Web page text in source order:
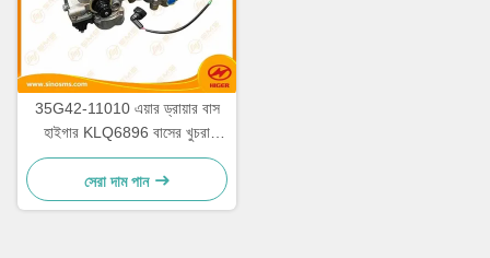
35G42-11010 এয়ার ড্রায়ার বাস
হাইগার KLQ6896 বাসের খুচরা
যন্ত্রাংশ
সেরা দাম পান